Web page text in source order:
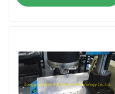
Maszyna do